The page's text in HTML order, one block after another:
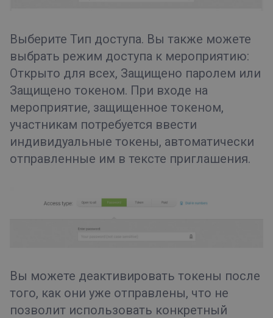
Выберите Тип доступа. Вы также можете
выбрать режим доступа к мероприятию:
Открыто для всех, Защищено паролем или
Защищено токеном. При входе на
мероприятие, защищенное токеном,
участникам потребуется ввести
индивидуальные токены, автоматически
отправленные им в тексте приглашения.
Вы можете деактивировать токены после
того, как они уже отправлены, что не
позволит использовать конкретный